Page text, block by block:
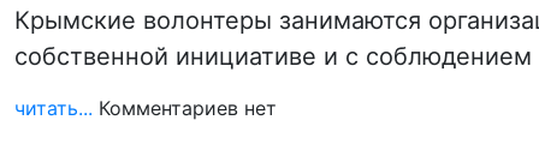
Крымские волонтеры занимаются
собственной инициативе и с
читать... Комментариев нет